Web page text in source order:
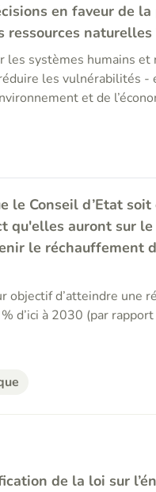
en faveur de
ressources naturelles
les systèmes humains
les vulnérabilités -
et de
le Conseil d’Etat
qu'elles auront sur
le réchauffement
objectif d’atteindre une
d’ici à 2030 (par
de la loi sur